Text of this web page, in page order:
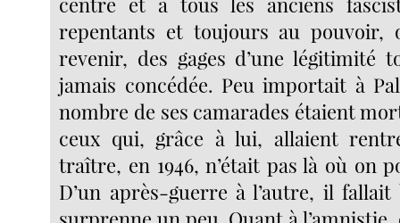
repentants et toujours au pouvoir,
revenir, des gages d’une légitimité
jamais concédée. Peu importait à
nombre de ses camarades étaient
ceux qui, grâce à lui, allaient
traître, en 1946, n’était pas là où on
D’un après-guerre à l’autre, il fallait